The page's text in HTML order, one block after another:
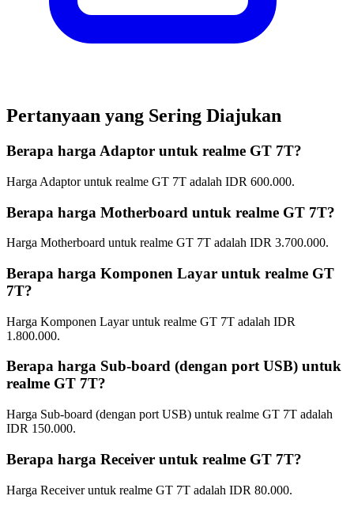
Pertanyaan yang Sering Diajukan
Berapa harga Adaptor untuk realme GT 7T?
Harga Adaptor untuk realme GT 7T adalah IDR 600.000.
Berapa harga Motherboard untuk realme GT 7T?
Harga Motherboard untuk realme GT 7T adalah IDR 3.700.000.
Berapa harga Komponen Layar untuk realme GT
7T?
Harga Komponen Layar untuk realme GT 7T adalah IDR
1.800.000.
Berapa harga Sub-board (dengan port USB) untuk
realme GT 7T?
Harga Sub-board (dengan port USB) untuk realme GT 7T adalah
IDR 150.000.
Berapa harga Receiver untuk realme GT 7T?
Harga Receiver untuk realme GT 7T adalah IDR 80.000.